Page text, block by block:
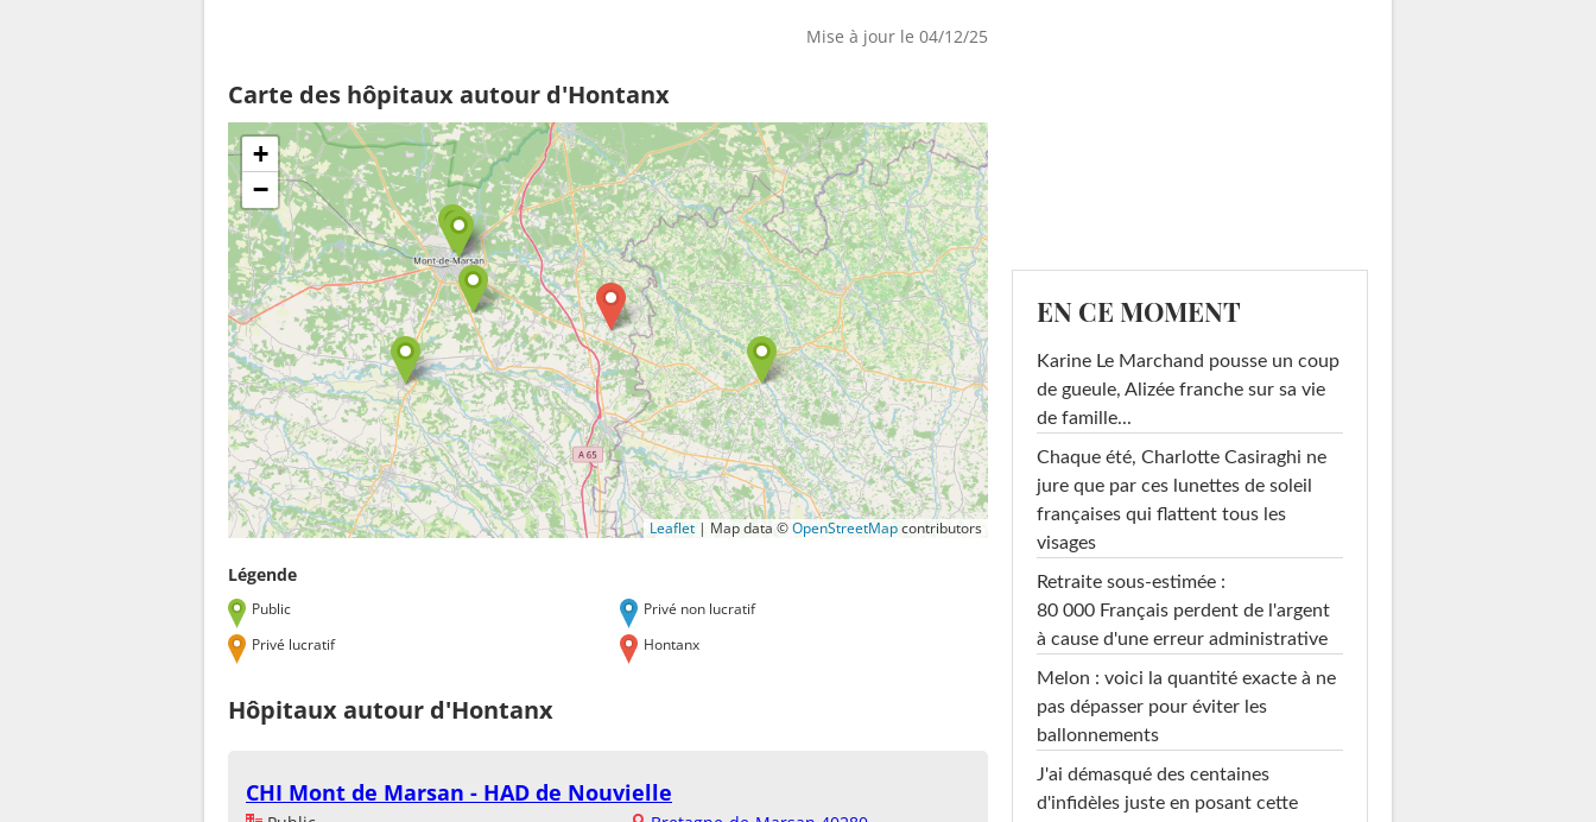
Mise à jour le 04/12/25
Carte des hôpitaux autour d'Hontanx
+
−
Leaflet | Map data ©OpenStreetMapcontributors
Légende
Public
Privé non lucratif
Privé lucratif
Hontanx
Hôpitaux autour d'Hontanx
CHI Mont de Marsan - HAD de Nouvielle
EN CE MOMENT
Karine Le Marchand pousse un coup
de gueule, Alizée franche sur sa vie
de famille...
Chaque été, Charlotte Casiraghi ne
jure que par ces lunettes de soleil
françaises qui flattent tous les
visages
Retraite sous-estimée :
80 000 Français perdent de l'argent
à cause d'une erreur administrative
Melon : voici la quantité exacte à ne
pas dépasser pour éviter les
ballonnements
J'ai démasqué des centaines
d'infidèles juste en posant cette